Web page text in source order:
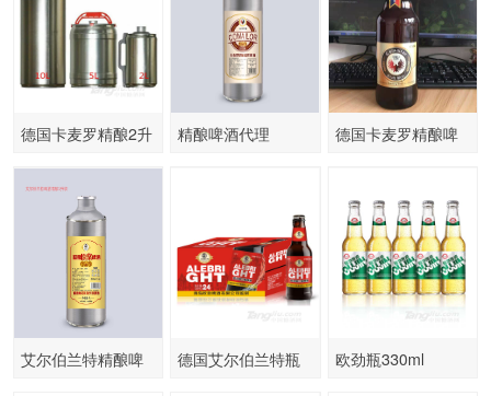
德国卡麦罗精酿2升
精酿啤酒代理
德国卡麦罗精酿啤
艾尔伯兰特精酿啤
德国艾尔伯兰特瓶
欧劲瓶330ml